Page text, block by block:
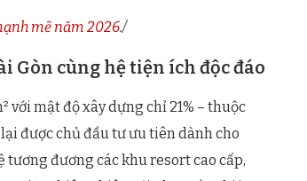
mẽ năm 2026./
Gòn cùng hệ tiện ích độc đáo
với mật độ xây dựng chỉ 21% – thuộc
được chủ đầu tư ưu tiên dành cho
đương các khu resort cao cấp,